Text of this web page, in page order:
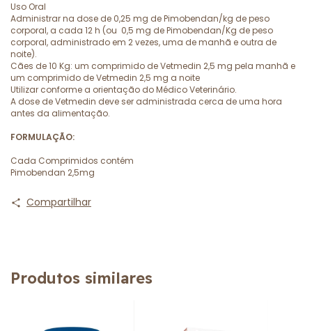
Uso Oral
Administrar na dose de 0,25 mg de Pimobendan/kg de peso
corporal, a cada 12 h (ou 0,5 mg de Pimobendan/Kg de peso
corporal, administrado em 2 vezes, uma de manhã e outra de
noite).
Cães de 10 Kg: um comprimido de Vetmedin 2,5 mg pela manhã e
um comprimido de Vetmedin 2,5 mg a noite
Utilizar conforme a orientação do Médico Veterinário.
A dose de Vetmedin deve ser administrada cerca de uma hora
antes da alimentação.
FORMULAÇÃO:
Cada Comprimidos contém
Pimobendan 2,5mg
Compartilhar
Produtos similares